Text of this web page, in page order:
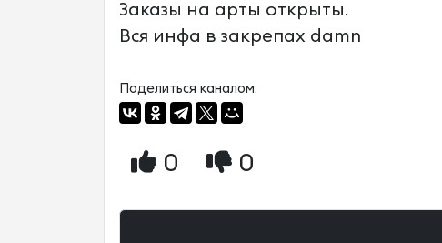
Заказы на арты открыты.
Вся инфа в закрепах damn
Поделиться каналом:
0 0